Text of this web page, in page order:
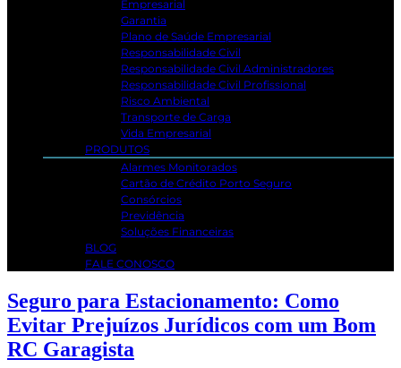
Empresarial
Garantia
Plano de Saúde Empresarial
Responsabilidade Civil
Responsabilidade Civil Administradores
Responsabilidade Civil Profissional
Risco Ambiental
Transporte de Carga
Vida Empresarial
PRODUTOS
Alarmes Monitorados
Cartão de Crédito Porto Seguro
Consórcios
Previdência
Soluções Financeiras
BLOG
FALE CONOSCO
Seguro para Estacionamento: Como
Evitar Prejuízos Jurídicos com um Bom
RC Garagista